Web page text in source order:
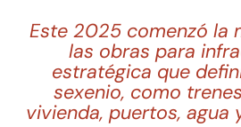
Este 2025 comenzó la
las obras para
estratégica que
sexenio, como
vivienda, puertos, agua